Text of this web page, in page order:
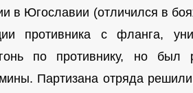
в Югославии (отличился в
противника с фланга,
по противнику, но
Партизана отряда